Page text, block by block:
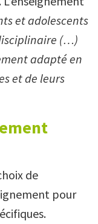
et adolescents
(…)
adapté en
et de leurs
de
pour